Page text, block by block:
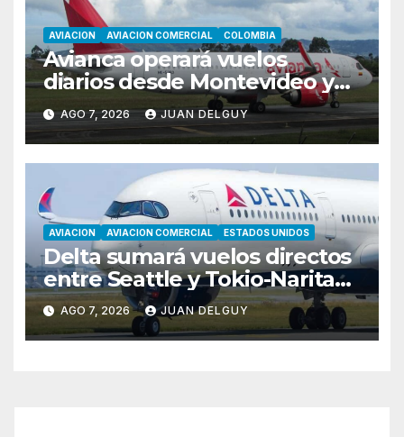
AVIACION AVIACION COMERCIAL COLOMBIA
Avianca operará vuelos
diarios desde Montevideo y
Asunción hacia Bogotá
AGO 7, 2026 JUAN DELGUY
AVIACION AVIACION COMERCIAL ESTADOS UNIDOS
Delta sumará vuelos directos
entre Seattle y Tokio-Narita
desde marzo de 2027
AGO 7, 2026 JUAN DELGUY